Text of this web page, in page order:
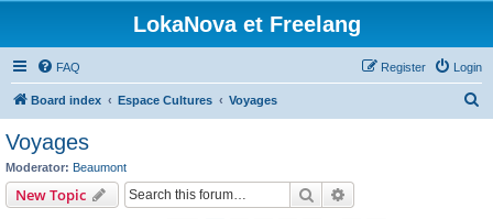
LokaNova et Freelang
FAQ Login
Register
Board index Espace Cultures Voyages
Voyages
Moderator: Beaumont
New Topic Search